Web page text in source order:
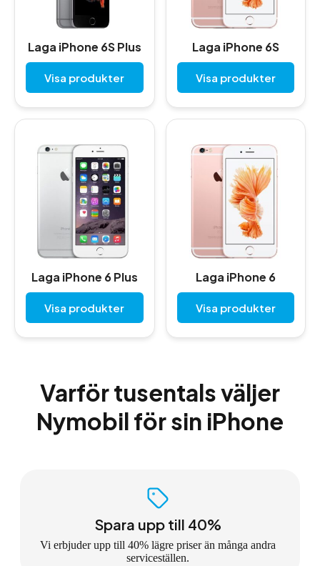
Laga iPhone 6S Plus
Visa produkter
Laga iPhone 6S
Visa produkter
Laga iPhone 6 Plus
Visa produkter
Laga iPhone 6
Visa produkter
Varför tusentals väljer
Nymobil för sin iPhone
Spara upp till 40%
Vi erbjuder upp till 40% lägre priser än många andra
serviceställen.